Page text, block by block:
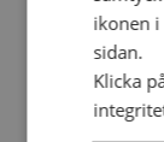
Lediga
FÖR
ikonen
sidan.
Klicka